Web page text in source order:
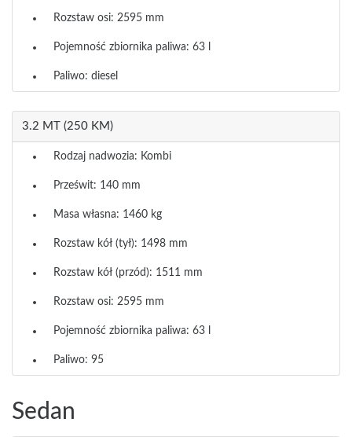
Rozstaw osi: 2595 mm
Pojemność zbiornika paliwa: 63 l
Paliwo: diesel
3.2 MT (250 KM)
Rodzaj nadwozia: Kombi
Prześwit: 140 mm
Masa własna: 1460 kg
Rozstaw kół (tył): 1498 mm
Rozstaw kół (przód): 1511 mm
Rozstaw osi: 2595 mm
Pojemność zbiornika paliwa: 63 l
Paliwo: 95
Sedan